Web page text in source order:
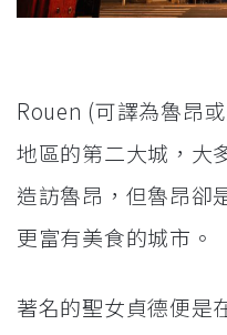
Rouen (可譯為魯昂
地區的第二大城，大
造訪魯昂，但魯昂卻
更富有美食的城市。
著名的聖女貞德便是